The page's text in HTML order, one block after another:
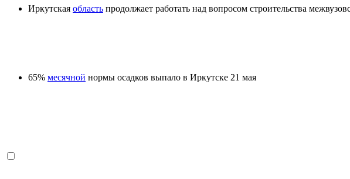
Иркутская область продолжает работать над вопросом строительства
65% месячной нормы осадков выпало в Иркутске 21 мая